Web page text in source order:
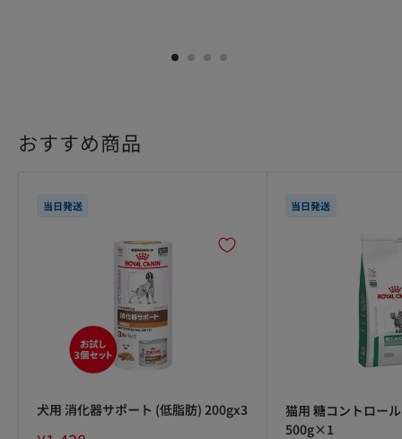
1 2 3 4
おすすめ商品
当日発送
犬用 消化器サポート (低脂肪) 200gx3
当日発送
猫用 糖コントロー
500g×1